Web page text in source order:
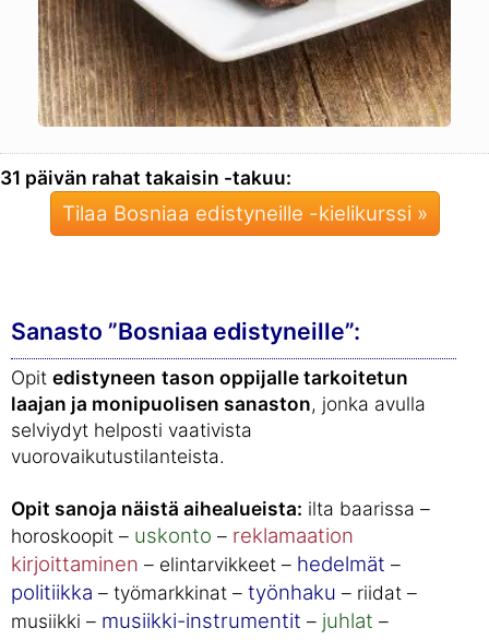
31 päivän rahat takaisin -takuu:
Tilaa Bosniaa edistyneille -kielikurssi »
Sanasto ”Bosniaa edistyneille”:
Opit edistyneen tason oppijalle tarkoitetun
laajan ja monipuolisen sanaston, jonka avulla
selviydyt helposti vaativista
vuorovaikutustilanteista.
Opit sanoja näistä aihealueista: ilta baarissa –
horoskoopit – uskonto – reklamaation
kirjoittaminen – elintarvikkeet – hedelmät –
politiikka – työmarkkinat – työnhaku – riidat –
musiikki – musiikki-instrumentit – juhlat –